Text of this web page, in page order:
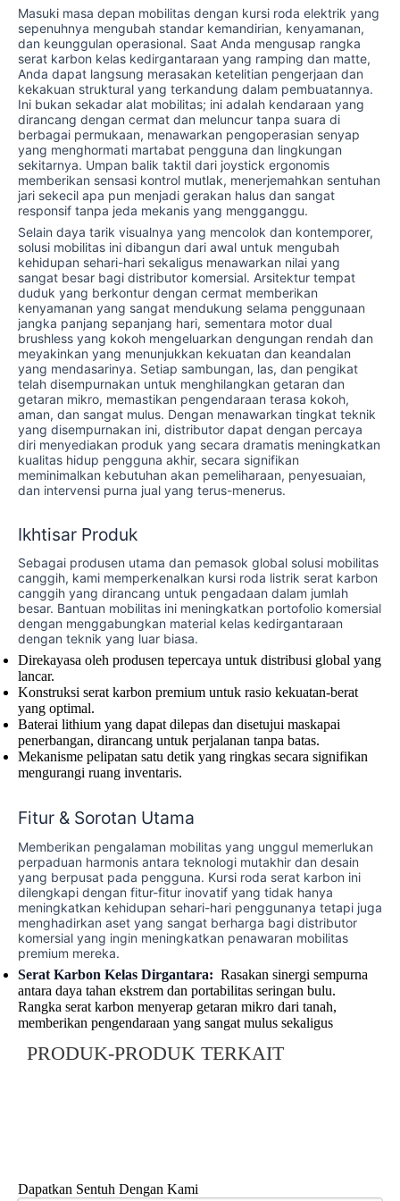
Masuki masa depan mobilitas dengan kursi roda elektrik yang
sepenuhnya mengubah standar kemandirian, kenyamanan,
dan keunggulan operasional. Saat Anda mengusap rangka
serat karbon kelas kedirgantaraan yang ramping dan matte,
Anda dapat langsung merasakan ketelitian pengerjaan dan
kekakuan struktural yang terkandung dalam pembuatannya.
Ini bukan sekadar alat mobilitas; ini adalah kendaraan yang
dirancang dengan cermat dan meluncur tanpa suara di
berbagai permukaan, menawarkan pengoperasian senyap
yang menghormati martabat pengguna dan lingkungan
sekitarnya. Umpan balik taktil dari joystick ergonomis
memberikan sensasi kontrol mutlak, menerjemahkan sentuhan
jari sekecil apa pun menjadi gerakan halus dan sangat
responsif tanpa jeda mekanis yang mengganggu.
Selain daya tarik visualnya yang mencolok dan kontemporer,
solusi mobilitas ini dibangun dari awal untuk mengubah
kehidupan sehari-hari sekaligus menawarkan nilai yang
sangat besar bagi distributor komersial. Arsitektur tempat
duduk yang berkontur dengan cermat memberikan
kenyamanan yang sangat mendukung selama penggunaan
jangka panjang sepanjang hari, sementara motor dual
brushless yang kokoh mengeluarkan dengungan rendah dan
meyakinkan yang menunjukkan kekuatan dan keandalan
yang mendasarinya. Setiap sambungan, las, dan pengikat
telah disempurnakan untuk menghilangkan getaran dan
getaran mikro, memastikan pengendaraan terasa kokoh,
aman, dan sangat mulus. Dengan menawarkan tingkat teknik
yang disempurnakan ini, distributor dapat dengan percaya
diri menyediakan produk yang secara dramatis meningkatkan
kualitas hidup pengguna akhir, secara signifikan
meminimalkan kebutuhan akan pemeliharaan, penyesuaian,
dan intervensi purna jual yang terus-menerus.
Ikhtisar Produk
Sebagai produsen utama dan pemasok global solusi mobilitas
canggih, kami memperkenalkan kursi roda listrik serat karbon
canggih yang dirancang untuk pengadaan dalam jumlah
besar. Bantuan mobilitas ini meningkatkan portofolio komersial
dengan menggabungkan material kelas kedirgantaraan
dengan teknik yang luar biasa.
Direkayasa oleh produsen tepercaya untuk distribusi global yang
lancar.
Konstruksi serat karbon premium untuk rasio kekuatan-berat
yang optimal.
Baterai lithium yang dapat dilepas dan disetujui maskapai
penerbangan, dirancang untuk perjalanan tanpa batas.
Mekanisme pelipatan satu detik yang ringkas secara signifikan
mengurangi ruang inventaris.
Fitur & Sorotan Utama
Memberikan pengalaman mobilitas yang unggul memerlukan
perpaduan harmonis antara teknologi mutakhir dan desain
yang berpusat pada pengguna. Kursi roda serat karbon ini
dilengkapi dengan fitur-fitur inovatif yang tidak hanya
meningkatkan kehidupan sehari-hari penggunanya tetapi juga
menghadirkan aset yang sangat berharga bagi distributor
komersial yang ingin meningkatkan penawaran mobilitas
premium mereka.
Serat Karbon Kelas Dirgantara: Rasakan sinergi sempurna
antara daya tahan ekstrem dan portabilitas seringan bulu.
Rangka serat karbon menyerap getaran mikro dari tanah,
memberikan pengendaraan yang sangat mulus sekaligus
Motor Brushless Senyap:Dilengkapi dengan motor brushless
ini meminimalkan titik-titik tekanan, memastikan kenyamanan
PRODUK-PRODUK TERKAIT
Dapatkan Sentuh Dengan Kami